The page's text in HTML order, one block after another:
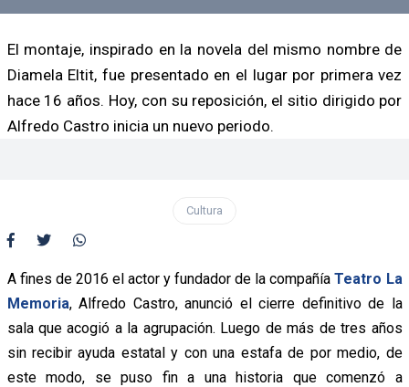
El montaje, inspirado en la novela del mismo nombre de
Diamela Eltit, fue presentado en el lugar por primera vez
hace 16 años. Hoy, con su reposición, el sitio dirigido por
Alfredo Castro inicia un nuevo periodo.
Cultura
A fines de 2016 el actor y fundador de la compañíaTeatro La
Memoria, Alfredo Castro, anunció el cierre definitivo de la
sala que acogió a la agrupación. Luego de más de tres años
sin recibir ayuda estatal y con una estafa de por medio, de
este modo, se puso fin a una historia que comenzó a